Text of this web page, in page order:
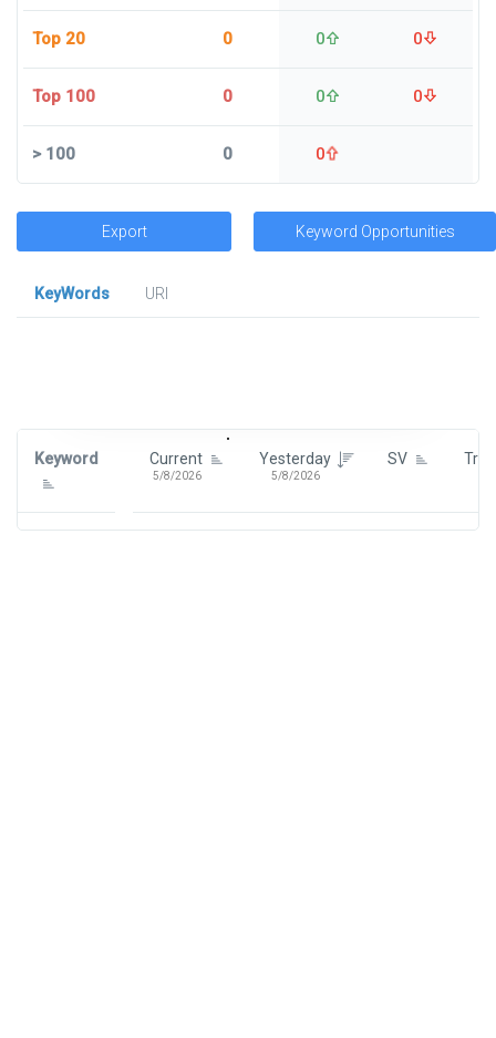
Top 20 0 0 0
Top 100 0 0 0
>100 0 0
Export Keyword Opportunities
KeyWords
URl
Keyword Current
5/8/2026
Yesterday
5/8/2026
SV